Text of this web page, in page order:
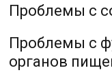
Проблемы с
Проблемы с
органов